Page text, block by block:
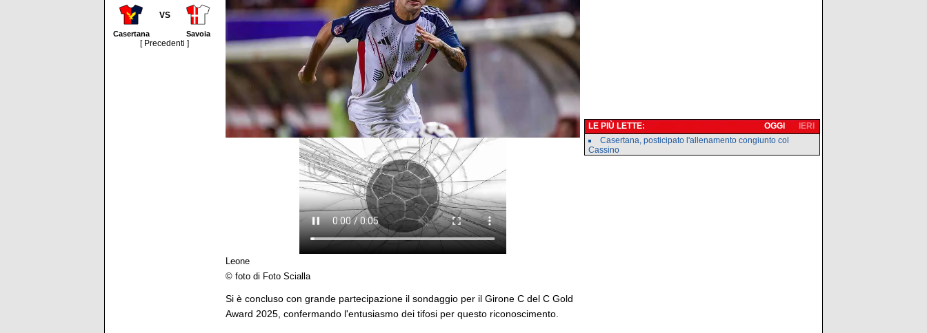
VS
Casertana Savoia
[ Precedenti ]
Leone
© foto di Foto Scialla
Si è concluso con grande partecipazione il sondaggio per il Girone C del C Gold
Award 2025, confermando l'entusiasmo dei tifosi per questo riconoscimento.
LE PIÙ LETTE: IERI
OGGI
Casertana, posticipato l'allenamento congiunto col
Cassino